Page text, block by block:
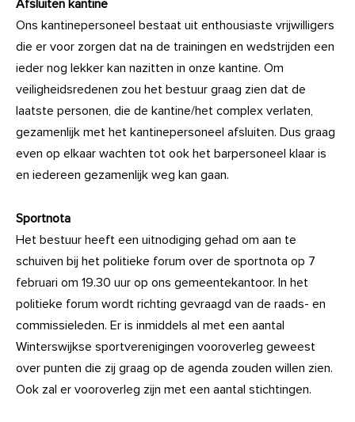
Afsluiten kantine
Ons kantinepersoneel bestaat uit enthousiaste vrijwilligers
die er voor zorgen dat na de trainingen en wedstrijden een
ieder nog lekker kan nazitten in onze kantine. Om
veiligheidsredenen zou het bestuur graag zien dat de
laatste personen, die de kantine/het complex verlaten,
gezamenlijk met het kantinepersoneel afsluiten. Dus graag
even op elkaar wachten tot ook het barpersoneel klaar is
en iedereen gezamenlijk weg kan gaan.
Sportnota
Het bestuur heeft een uitnodiging gehad om aan te
schuiven bij het politieke forum over de sportnota op 7
februari om 19.30 uur op ons gemeentekantoor. In het
politieke forum wordt richting gevraagd van de raads- en
commissieleden. Er is inmiddels al met een aantal
Winterswijkse sportverenigingen vooroverleg geweest
over punten die zij graag op de agenda zouden willen zien.
Ook zal er vooroverleg zijn met een aantal stichtingen.